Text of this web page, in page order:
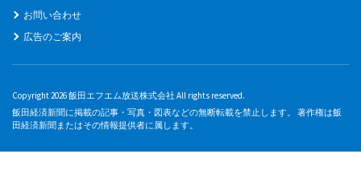
お問い合わせ
広告のご案内
Copyright 2026 飯田エフエム放送株式会社 All rights reserved.
飯田経済新聞に掲載の記事・写真・図表などの無断転載を禁止します。 著作権は飯
田経済新聞またはその情報提供者に属します。